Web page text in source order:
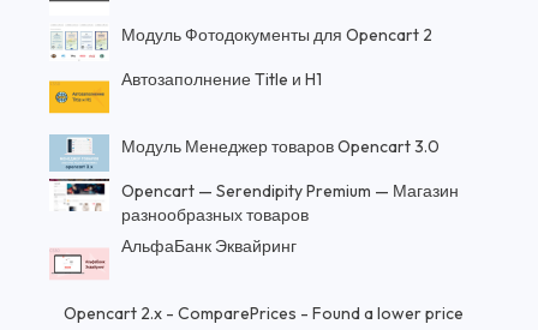
Модуль Фотодокументы для Opencart 2
Автозаполнение Title и H1
Модуль Менеджер товаров Opencart 3.0
Opencart — Serendipity Premium — Магазин
разнообразных товаров
АльфаБанк Эквайринг
Opencart 2.x - ComparePrices - Found a lower price